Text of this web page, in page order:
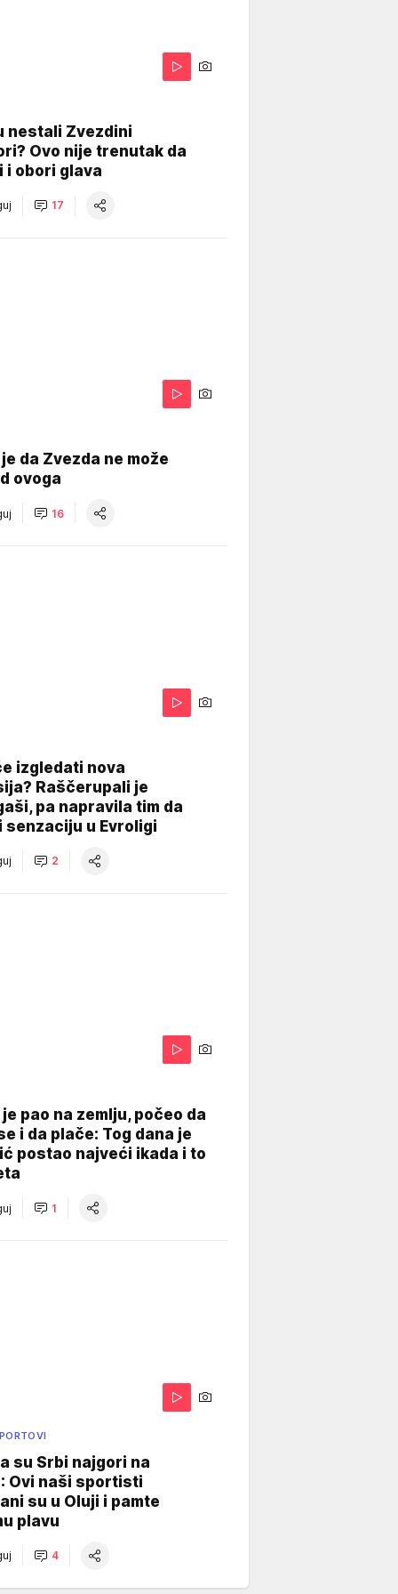
nestali Zvezdini
Ovo nije trenutak da
i obori glava
17
da Zvezda ne može
ovoga
16
izgledati nova
Raščerupali je
pa napravila tim da
senzaciju u Evroligi
2
je pao na zemlju, počeo da
i da plače: Tog dana je
postao najveći ikada i to
1
su Srbi najgori na
Ovi naši sportisti
su u Oluji i pamte
plavu
4